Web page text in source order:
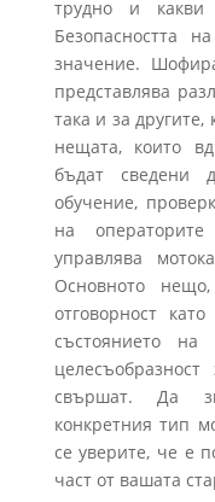
трудно и какви
Безопасността
значение.
представлява
така и за
нещата, които
бъдат сведени
обучение,
на
управлява
Основното
отговорност
състоянието
свършат. Да
конкретния тип
се уверите, че е
част от вашата